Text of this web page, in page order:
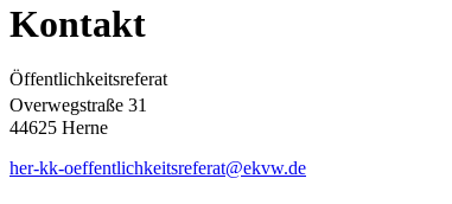
Kontakt
Öffentlichkeitsreferat
Overwegstraße 31
44625 Herne
her-kk-oeffentlichkeitsreferat@ekvw.de